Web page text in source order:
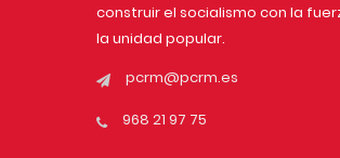
construir el socialismo con la
la unidad popular.
pcrm@pcrm.es
968 21 97 75